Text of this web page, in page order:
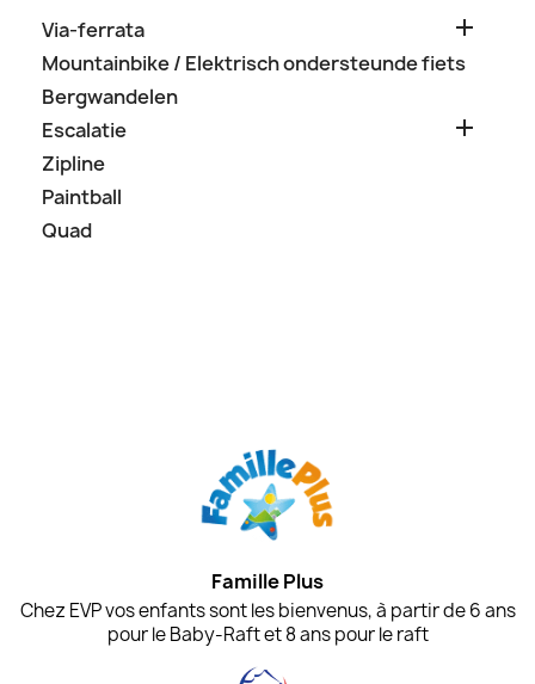
Via-ferrata 
Mountainbike / Elektrisch ondersteunde fiets
Bergwandelen
Escalatie

Zipline
Paintball
Quad
Famille Plus
Chez EVP vos enfants sont les bienvenus, à partir de 6 ans
pour le Baby-Raft et 8 ans pour le raft